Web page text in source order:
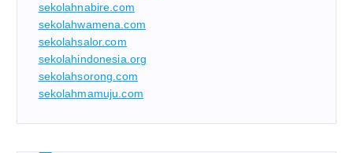
sekolahnabire.com
sekolahwamena.com
sekolahsalor.com
sekolahindonesia.org
sekolahsorong.com
sekolahmamuju.com